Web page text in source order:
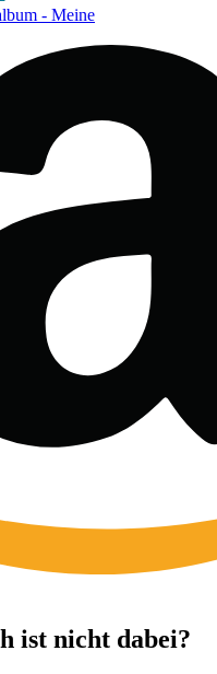
- Meine
ist nicht dabei?